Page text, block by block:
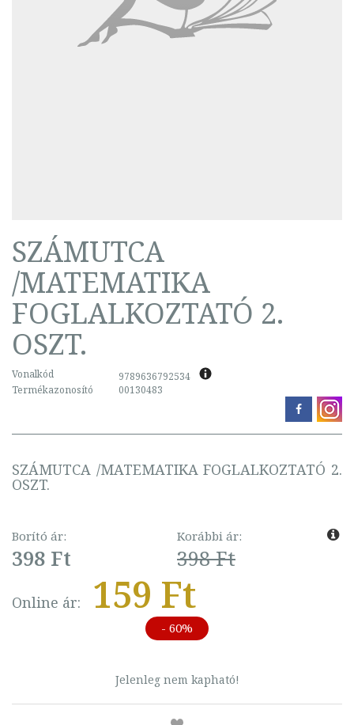
SZÁMUTCA
/MATEMATIKA
FOGLALKOZTATÓ 2.
OSZT.
Vonalkód
9789636792534
Termékazonosító
00130483
SZÁMUTCA /MATEMATIKA FOGLALKOZTATÓ 2.
OSZT.
Borító ár:
398 Ft
Korábbi ár:
398 Ft
Online ár: 159 Ft
- 60%
Jelenleg nem kapható!